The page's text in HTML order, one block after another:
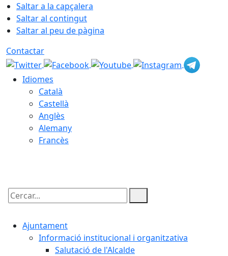
Saltar a la capçalera
Saltar al contingut
Saltar al peu de pàgina
Contactar
Idiomes
Català
Castellà
Anglès
Alemany
Francès
Cercar:
Ajuntament
Informació institucional i organitzativa
Salutació de l'Alcalde